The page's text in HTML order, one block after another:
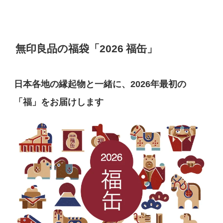
無印良品の福袋「2026 福缶」
日本各地の縁起物と一緒に、2026年最初の
「福」をお届けします